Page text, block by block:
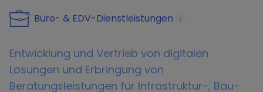
Büro- & EDV-Dienstleistungen i
Entwicklung und Vertrieb von digitalen
Lösungen und Erbringung von
Beratungsleistungen für Infrastruktur-, Bau-